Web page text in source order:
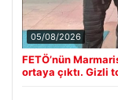
05/08/2026
FETÖ’nün
ortaya çıktı. Gizli